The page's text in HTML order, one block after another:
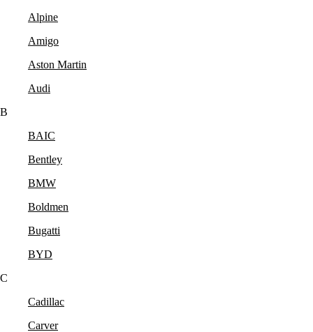
Alpine
Amigo
Aston Martin
Audi
B
BAIC
Bentley
BMW
Boldmen
Bugatti
BYD
C
Cadillac
Carver